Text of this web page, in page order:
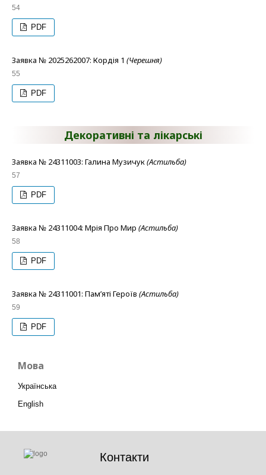
54
PDF
Заявка № 2025262007: Кордія 1 (Черешня)
55
PDF
Декоративні та лікарські
Заявка № 24311003: Галина Музичук(Астильба)
57
PDF
Заявка № 24311004: Мрія Про Мир (Астильба)
58
PDF
Заявка № 24311001: Пам’яті Героїв (Астильба)
59
PDF
Мова
Українська
English
Контакти